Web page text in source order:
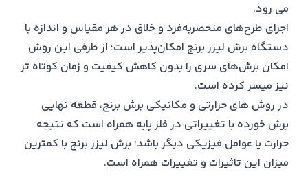
می رود.
اجرای طرح‌های منحصربه‌فرد و خلاق در هر مقیاس و اندازه با
دستگاه برش لیزر برنج امکان‌پذیر است؛ از طرفی این روش
امکان برش‌های سری را بدون کاهش کیفیت و زمان کوتاه تر
نیز میسر کرده است.
در روش های حرارتی و مکانیکی برش برنج، قطعه نهایی
برش خورده با تغییراتی در فلز پایه همراه است که نتیجه
حرارت یا عوامل فیزیکی دیگر باشد؛ برش لیزر برنج با کمترین
میزان این تاثیرات و تغییرات همراه است.